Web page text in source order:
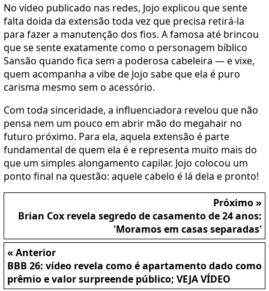
No vídeo publicado nas redes, Jojo explicou que sente
falta doida da extensão toda vez que precisa retirá-la
para fazer a manutenção dos fios. A famosa até brincou
que se sente exatamente como o personagem bíblico
Sansão quando fica sem a poderosa cabeleira — e vixe,
quem acompanha a vibe de Jojo sabe que ela é puro
carisma mesmo sem o acessório.
Com toda sinceridade, a influenciadora revelou que não
pensa nem um pouco em abrir mão do megahair no
futuro próximo. Para ela, aquela extensão é parte
fundamental de quem ela é e representa muito mais do
que um simples alongamento capilar. Jojo colocou um
ponto final na questão: aquele cabelo é lá dela e pronto!
Próximo »
Brian Cox revela segredo de casamento de 24 anos:
'Moramos em casas separadas'
« Anterior
BBB 26: vídeo revela como é apartamento dado como
prêmio e valor surpreende público; VEJA VÍDEO